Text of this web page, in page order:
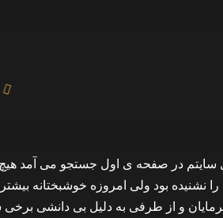
نشنیده بود ولی امروزه خوشبختانه بیشتر
و از طرفی به دلیل بی دانشی